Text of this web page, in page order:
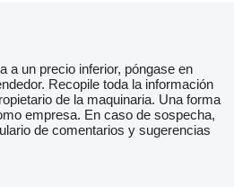
a un precio inferior, póngase en
Recopile toda la información
de la maquinaria. Una forma
empresa. En caso de sospecha,
de comentarios y sugerencias